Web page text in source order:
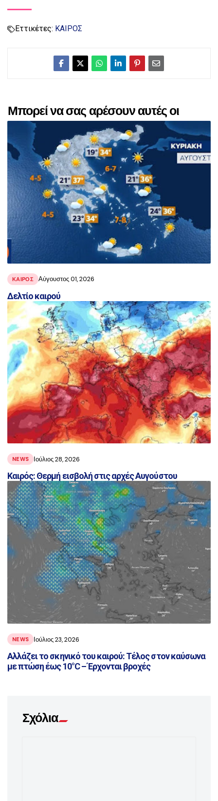
Εττικέτες: ΚΑΙΡΟΣ
Μπορεί να σας αρέσουν αυτές οι
αναρτήσεις
ΚΑΙΡΟΣ Αύγουστος 01, 2026
Δελτίο καιρού
NEWS Ιούλιος 28, 2026
Καιρός: Θερμή εισβολή στις αρχές Αυγούστου
NEWS Ιούλιος 23, 2026
Αλλάζει το σκηνικό του καιρού: Τέλος στον καύσωνα
με πτώση έως 10°C – Έρχονται βροχές
Σχόλια